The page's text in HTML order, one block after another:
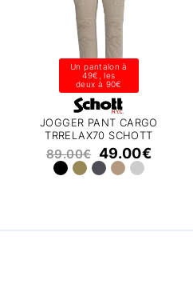
Un pantalon à
49€, les
deux à 90€
JOGGER PANT CARGO
TRRELAX70 SCHOTT
89.00€ 49.00€